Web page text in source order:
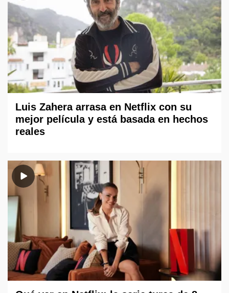
Luis Zahera arrasa en Netflix con su
mejor película y está basada en hechos
reales